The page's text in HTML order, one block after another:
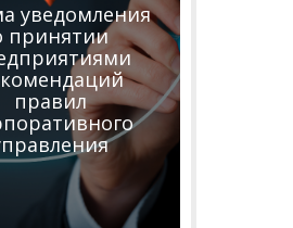
уведомления
принятии
правил